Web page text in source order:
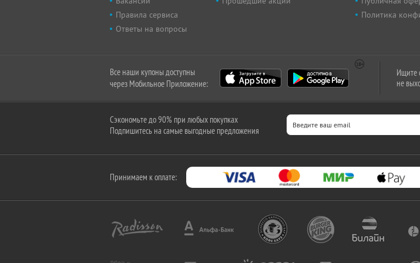
Правила сервиса
Ответы на вопросы
Политика
Все наши купоны доступны
через Мобильное Приложение:
Ищите
не
Сэкономьте до 90% при любых покупках
Подпишитесь на самые выгодные предложения
Принимаем к оплате: